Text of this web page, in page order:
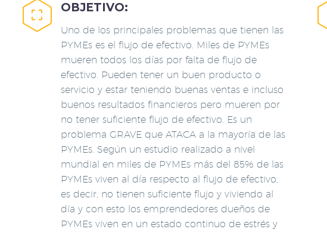


OBJETIVO:
Uno de los principales problemas que tienen las
PYMEs es el flujo de efectivo. Miles de PYMEs
mueren todos los días por falta de flujo de
efectivo. Pueden tener un buen producto o
servicio y estar teniendo buenas ventas e incluso
buenos resultados financieros pero mueren por
no tener suficiente flujo de efectivo. Es un
problema GRAVE que ATACA a la mayoría de las
PYMEs. Según un estudio realizado a nivel
mundial en miles de PYMEs más del 85% de las
PYMEs viven al día respecto al flujo de efectivo,
es decir, no tienen suficiente flujo y viviendo al
día y con esto los emprendedores dueños de
PYMEs viven en un estado continuo de estrés y